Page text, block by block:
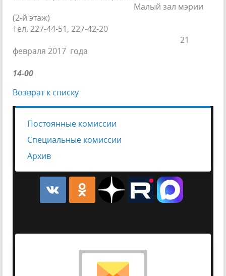
Малый зал мэрии
(2-й этаж)
Тел. 227-44-51, 227-42-20
21
февраля 2017 года
14-00
Возврат к списку
Постоянные комиссии
Специальные комиссии
Архив